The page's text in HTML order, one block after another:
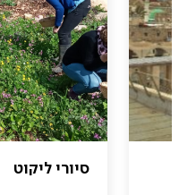
סיורי ליקוט